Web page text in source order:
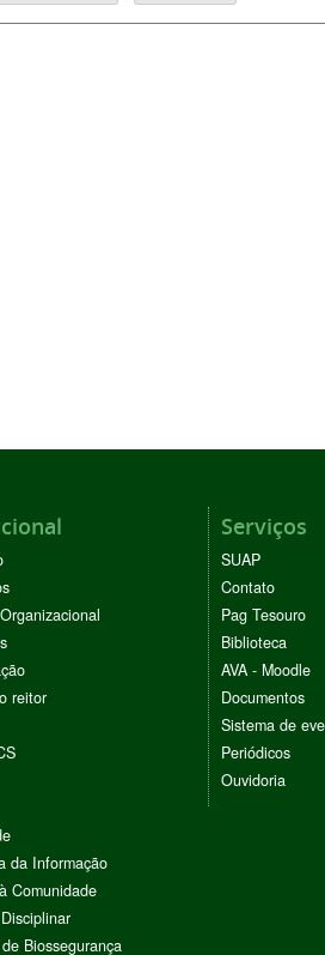
reitor
da Informação
Comunidade
Biossegurança
Serviços
SUAP
Contato
Pag Tesouro
Biblioteca
AVA - Moodle
Documentos
Sistema de
Periódicos
Ouvidoria